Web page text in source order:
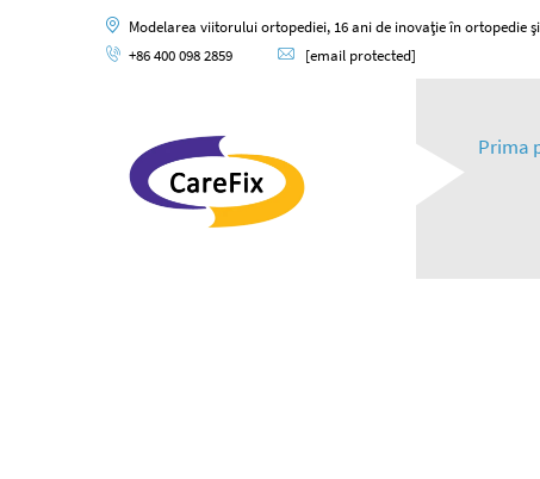
Modelarea viitorului ortopediei, 16 ani de inovație în ortopedie
+86 400 098 2859
[email protected]
Prima